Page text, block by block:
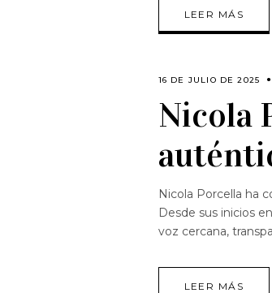
LEER MÁS
16 DE JULIO DE 2025
Nicola
Nicola Porcella ha
Desde sus inicios
voz cercana,
LEER MÁS